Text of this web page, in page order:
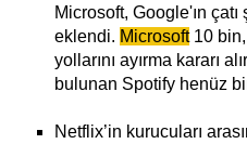
Microsoft, Google'ın
eklendi. Microsoft10 bin,
yollarını ayırma kararı
bulunan Spotify henüz
Netflix’in kurucuları